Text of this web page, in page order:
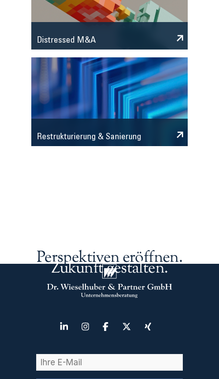
Distressed M&A
Restrukturierung & Sanierung
Perspektiven eröffnen.
Zukunft gestalten.